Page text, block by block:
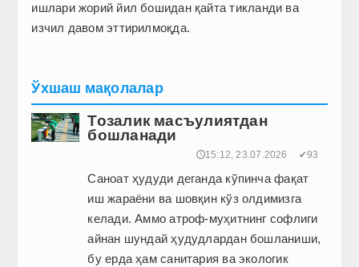
ишлари жорий йил бошидан қайта тикланди ва
изчил давом эттирилмоқда.
Ўхшаш мақолалар
Тозалик масъулиятдан
бошланади
🕔15:12, 23.07.2026 ✔93
Саноат ҳудуди деганда кўпинча фақат
иш жараёни ва шовқин кўз олдимизга
келади. Аммо атроф-муҳитнинг софлиги
айнан шундай ҳудудлардан бошланиши,
бу ерда ҳам санитария ва экологик